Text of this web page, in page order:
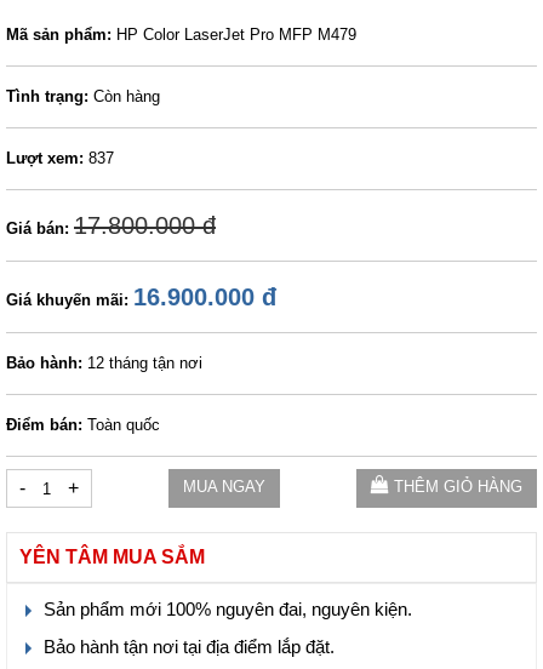
Mã sản phẩm: HP Color LaserJet Pro MFP M479
Tình trạng: Còn hàng
Lượt xem: 837
Giá bán: 17.800.000 đ
Giá khuyến mãi: 16.900.000 đ
Bảo hành: 12 tháng tận nơi
Điểm bán: Toàn quốc
- + MUA NGAY THÊM GIỎ HÀNG
YÊN TÂM MUA SẮM
Sản phẩm mới 100% nguyên đai, nguyên kiện.
Bảo hành tận nơi tại địa điểm lắp đặt.